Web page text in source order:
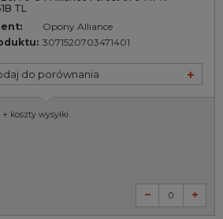
TL
Opony Alliance
3071520703471401
do porównania
+ koszty wysyłki